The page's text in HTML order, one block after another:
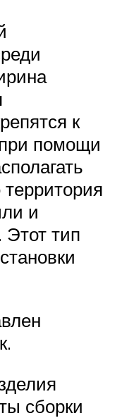
к
помощи
территория
и
Этот тип
сборки